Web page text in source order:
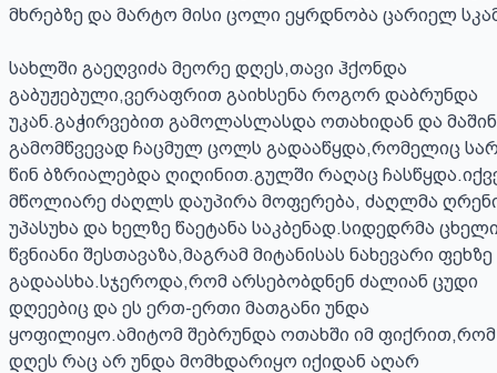
მხრებზე და მარტო მისი ცოლი ეყრდნობა ცარიელ
სახლში გაეღვიძა მეორე დღეს,თავი ჰქონდა
გაბუჟებული,ვერაფრით გაიხსენა როგორ დაბრუნდა
უკან.გაჭირვებით გამოლასლასდა ოთახიდან და
გამომწვევად ჩაცმულ ცოლს გადააწყდა,რომელიც
წინ ბზრიალებდა ღიღინით.გულში რაღაც
მწოლიარე ძაღლს დაუპირა მოფერება, ძაღლმა
უპასუხა და ხელზე წაეტანა საკბენად.სიდედრმა
წვნიანი შესთავაზა,მაგრამ მიტანისას ნახევარი ფეხზე
გადაასხა.სჯეროდა,რომ არსებობდნენ ძალიან ცუდი
დღეებიც და ეს ერთ-ერთი მათგანი უნდა
ყოფილიყო.ამიტომ შებრუნდა ოთახში იმ ფიქრით,რომ
დღეს რაც არ უნდა მომხდარიყო იქიდან აღარ